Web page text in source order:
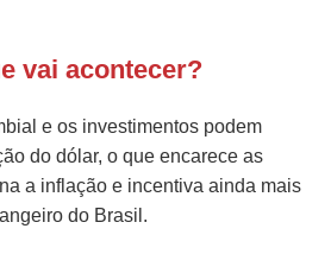
vai acontecer?
e os investimentos podem
do dólar, o que encarece as
a inflação e incentiva ainda mais
do Brasil.